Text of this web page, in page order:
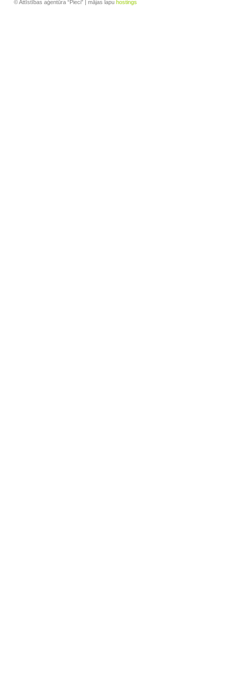
© Attīstības aģentūra “Pieci” | mājas lapu hostings